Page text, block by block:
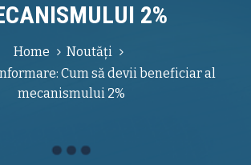
2%
Home
Noutăți
Cum să devii beneficiar al
mecanismului 2%